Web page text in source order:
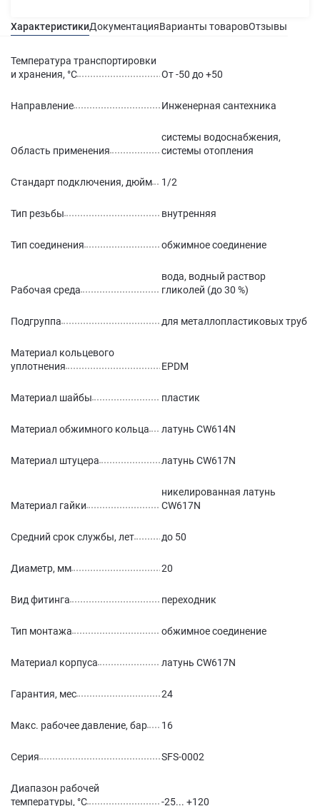
ХарактеристикиДокументацияВарианты товаровОтзывы
Температура транспортировки
и хранения, °С
От -50 до +50
Направление Инженерная сантехника
Область применения
системы водоснабжения,
системы отопления
Стандарт подключения, дюйм 1/2
Тип резьбы внутренняя
Тип соединения обжимное соединение
Рабочая среда
вода, водный раствор
гликолей (до 30 %)
Подгруппа для металлопластиковых труб
Материал кольцевого
уплотнения
EPDM
Материал шайбы пластик
Материал обжимного кольца латунь CW614N
Материал штуцера латунь CW617N
Материал гайки
никелированная латунь
CW617N
Средний срок службы, лет до 50
Диаметр, мм 20
Вид фитинга переходник
Тип монтажа обжимное соединение
Материал корпуса латунь CW617N
Гарантия, мес 24
Макс. рабочее давление, бар 16
Серия SFS-0002
Диапазон рабочей
температуры, °С
-25... +120